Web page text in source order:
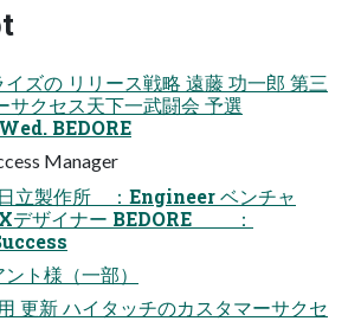
ズの リリース戦略 遠藤 功一郎 第三
サクセス天下一武闘会 予選
BEDORE
Manager
立製作所 ：Engineer ベンチャ
ザイナー BEDORE ：
ト様（一部）
更新 ハイタッチのカスタマーサクセ